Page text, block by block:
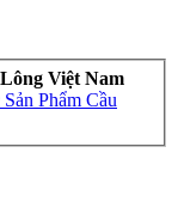
Việt Nam
Phẩm Cầu